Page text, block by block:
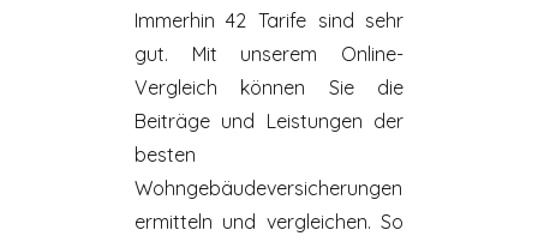
Immerhin 42 Tarife sind sehr
gut. Mit unserem Online-
Vergleich können Sie die
Beiträge und Leistungen der
besten
Wohngebäudeversicherungen
ermitteln und vergleichen. So